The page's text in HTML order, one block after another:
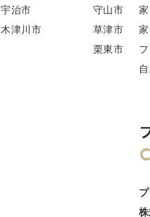
宇治市
木津川市
守山市
草津市
栗東市